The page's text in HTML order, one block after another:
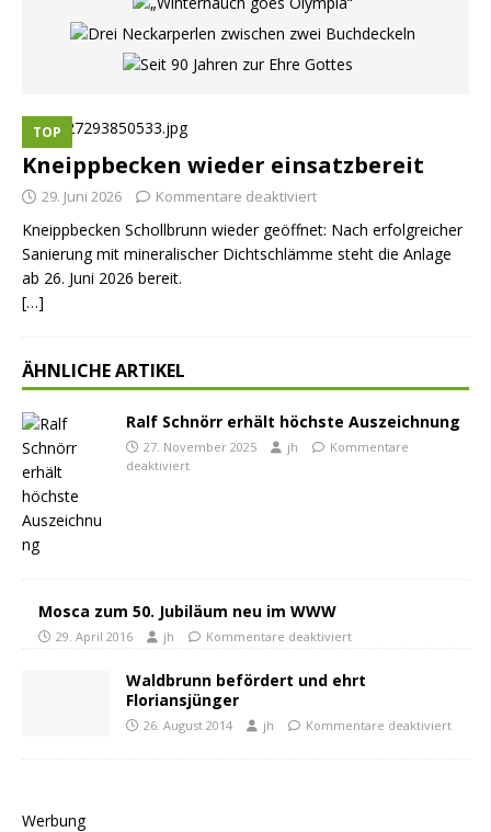
TOP
Kneippbecken wieder einsatzbereit
29. Juni 2026 Kommentare deaktiviert
Kneippbecken Schollbrunn wieder geöffnet: Nach erfolgreicher
Sanierung mit mineralischer Dichtschlämme steht die Anlage
ab 26. Juni 2026 bereit.
[…]
ÄHNLICHE ARTIKEL
Ralf Schnörr erhält höchste Auszeichnung
27. November 2025 jh
Kommentare
deaktiviert
Mosca zum 50. Jubiläum neu im WWW
29. April 2016 jh Kommentare deaktiviert
Waldbrunn befördert und ehrt
Floriansjünger
26. August 2014 jh Kommentare deaktiviert
Werbung